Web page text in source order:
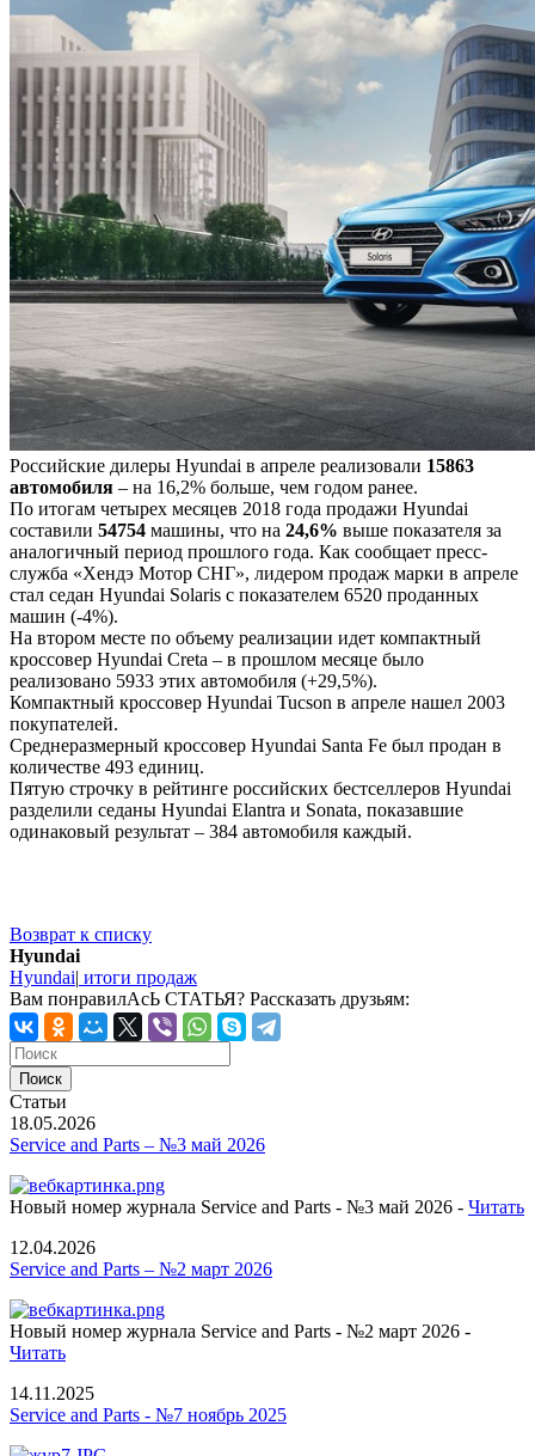
Российские дилеры Hyundai в апреле реализовали 15863
автомобиля – на 16,2% больше, чем годом ранее.
По итогам четырех месяцев 2018 года продажи Hyundai
составили 54754 машины, что на 24,6% выше показателя за
аналогичный период прошлого года. Как сообщает пресс-
служба «Хендэ Мотор СНГ», лидером продаж марки в апреле
стал седан Hyundai Solaris с показателем 6520 проданных
машин (-4%).
На втором месте по объему реализации идет компактный
кроссовер Hyundai Creta – в прошлом месяце было
реализовано 5933 этих автомобиля (+29,5%).
Компактный кроссовер Hyundai Tucson в апреле нашел 2003
покупателей.
Среднеразмерный кроссовер Hyundai Santa Fe был продан в
количестве 493 единиц.
Пятую строчку в рейтинге российских бестселлеров Hyundai
разделили седаны Hyundai Elantra и Sonata, показавшие
одинаковый результат – 384 автомобиля каждый.
Возврат к списку
Hyundai
Hyundai| итоги продаж
Вам понравилАсЬ СТАТЬЯ? Рассказать друзьям:
Статьи
18.05.2026
Service and Parts – №3 май 2026
Новый номер журнала Service and Parts - №3 май 2026 - Читать
12.04.2026
Service and Parts – №2 март 2026
Новый номер журнала Service and Parts - №2 март 2026 -
Читать
14.11.2025
Service and Parts - №7 ноябрь 2025